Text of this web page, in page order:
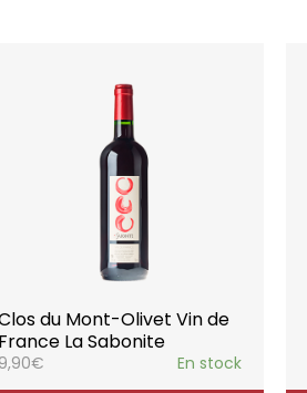
du Mont-Olivet Vin de
France La Sabonite
9,90€ En stock